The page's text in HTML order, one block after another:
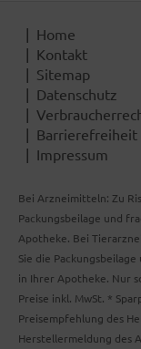
Home
Kontakt
Sitemap
Datenschutz
Barrierefreiheit
Impressum
Bei Arzneimitteln: Zu
Packungsbeilage und
Apotheke. Bei
Sie die
in Ihrer Apotheke. Nur
Preise inkl. MwSt. *
Preisempfehlung des
Herstellermeldung des